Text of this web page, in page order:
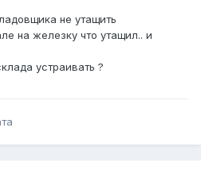
не утащить
на железку что утащил.. и
устраивать ?